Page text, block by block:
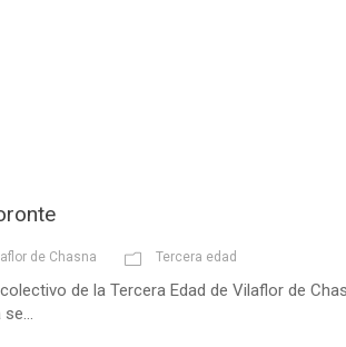
de Chasna Tercera edad
de la Tercera Edad de Vilaflor de